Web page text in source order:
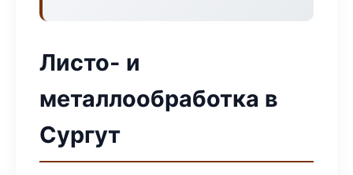
Листо- и
металлообработка в
Сургут